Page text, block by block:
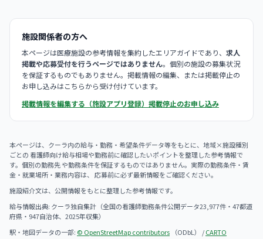
施設関係者の方へ
本ページは医療施設の参考情報を集約したエリアガイドであり、 求人
掲載や応募受付を行うページではありません。個別の施設の募集状況
を保証するものでもありません。掲載情報の編集、または掲載停止の
お申し込みはこちらから受け付けています。
掲載情報を編集する（施設アプリ登録） 掲載停止のお申し込み
本ページは、クーラ内の給与・勤務・希望条件データ等をもとに、地域×施設種別
ごとの 看護師向け給与相場や勤務前に確認したいポイントを整理した参考情報で
す。個別の勤務先 や勤務条件を保証するものではありません。実際の勤務条件・賃
金・就業場所・業務内容は、 応募前に必ず最新情報をご確認ください。
施設紹介文は、公開情報をもとに整理した参考情報です。
給与情報出典: クーラ独自集計（全国の看護師勤務条件公開データ23,977件・47都道
府県・947自治体、2025年収集）
駅・地図データの一部: © OpenStreetMap contributors （ODbL） /CARTO